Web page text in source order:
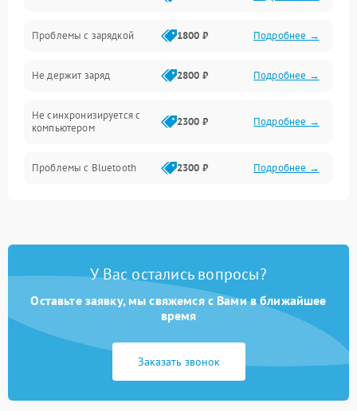
Управление
Связь
Корпус/Герметичность
Электронные компоненты
Проблемы с зарядкой 1800 ₽ Подробнее →
Не держит заряд 2800 ₽ Подробнее →
Не синхронизируется с
компьютером
2300 ₽ Подробнее →
Проблемы с Bluetooth 2300 ₽ Подробнее →
У Вас остались вопросы?
Оставьте заявку, мы свяжемся с Вами в ближайшее
время
Заказать звонок